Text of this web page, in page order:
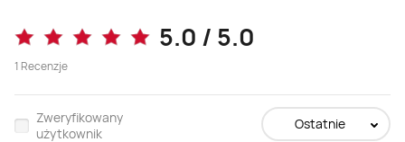
5.0 / 5.0
1 Recenzje
Zweryfikowany
użytkownik
Ostatnie